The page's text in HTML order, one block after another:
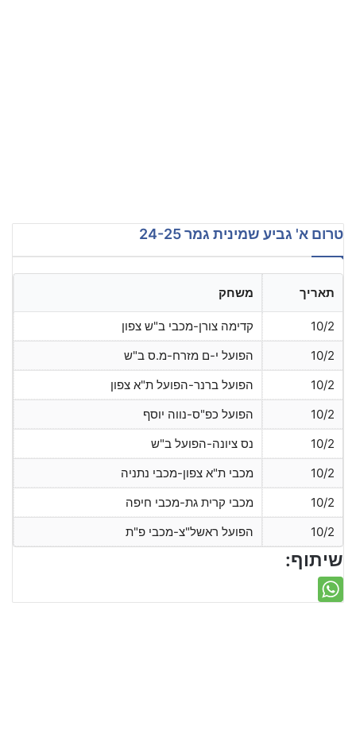
טרום א' גביע שמינית גמר 24-25
תאריך משחק
10/2
קדימה צורן-מכבי ב"ש צפון
10/2
הפועל י-ם מזרח-מ.ס ב"ש
10/2
הפועל ברנר-הפועל ת"א צפון
10/2
הפועל כפ"ס-נווה יוסף
10/2
נס ציונה-הפועל ב"ש
10/2
מכבי ת"א צפון-מכבי נתניה
10/2
מכבי קרית גת-מכבי חיפה
10/2
הפועל ראשל"צ-מכבי פ"ת
שיתוף: